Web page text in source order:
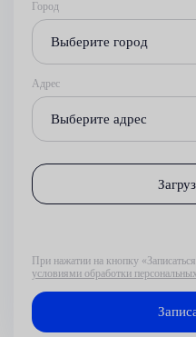
Город
Выберите город
Адрес
Выберите адрес
При нажатии на кнопку
условиями обработки